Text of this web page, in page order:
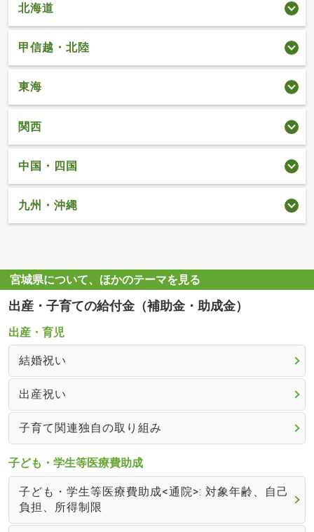
北海道
甲信越・北陸
東海
関西
中国・四国
九州・沖縄
宮城県について、ほかのテーマを見る
出産・子育ての給付金（補助金・助成金）
出産・育児
結婚祝い
出産祝い
子育て関連独自の取り組み
子ども・学生等医療費助成
子ども・学生等医療費助成<通院>: 対象年齢、自己
負担、所得制限